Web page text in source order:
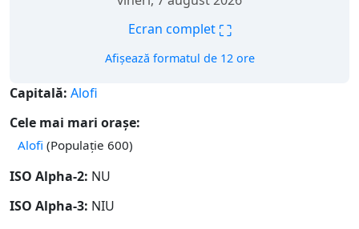
Ecran complet ⛶
Afișează formatul de 12 ore
Capitală: Alofi
Cele mai mari orașe:
Alofi (Populație 600)
ISO Alpha-2: NU
ISO Alpha-3: NIU